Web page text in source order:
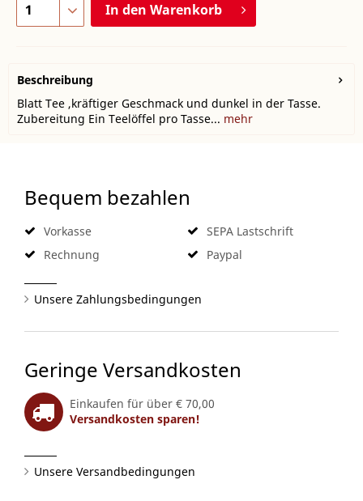
In den Warenkorb
Beschreibung
Blatt Tee ,kräftiger Geschmack und dunkel in der Tasse.
Zubereitung Ein Teelöffel pro Tasse... mehr
Bequem bezahlen
Vorkasse
Rechnung
SEPA Lastschrift
Paypal
Unsere Zahlungsbedingungen
Geringe Versandkosten
Einkaufen für über € 70,00
Versandkosten sparen!
Unsere Versandbedingungen